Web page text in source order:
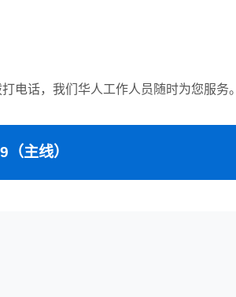
电话，我们华人工作人员随时为您服务。
主线）